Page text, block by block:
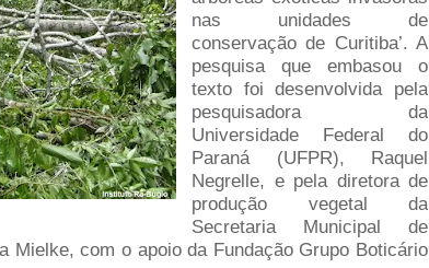
nas unidades de
conservação de Curitiba’. A
pesquisa que embasou o
texto foi desenvolvida pela
pesquisadora da
Universidade Federal do
Paraná (UFPR), Raquel
Negrelle, e pela diretora de
produção vegetal da
Secretaria Municipal de
Mielke, com o apoio da Fundação Grupo Boticário